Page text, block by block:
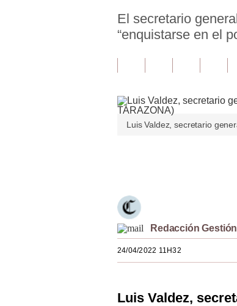
El secretario
“enquistarse en el
Luis Valdez, secretario
Redacción Gestión
24/04/2022 11H32
Luis Valdez,